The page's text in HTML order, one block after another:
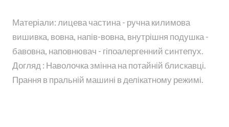
Матеріали: лицева частина - ручна килимова
вишивка, вовна, напів-вовна, внутрішня подушка -
бавовна, наповнювач - гіпоалергенний синтепух.
Догляд : Наволочка змінна на потайній блискавці.
Прання в пральній машині в делікатному режимі.